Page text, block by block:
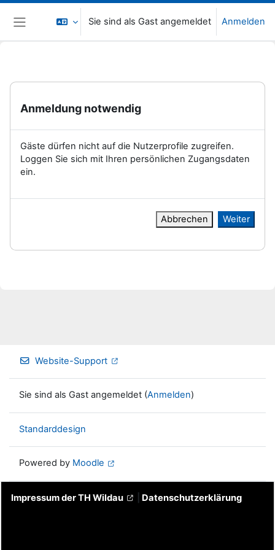
Zum Hauptinhalt
Website-Übersicht
Sie sind als Gast angemeldet Anmelden
Anmeldung notwendig
Gäste dürfen nicht auf die Nutzerprofile zugreifen.
Loggen Sie sich mit Ihren persönlichen Zugangsdaten
ein.
Abbrechen Weiter
Website-Support
Sie sind als Gast angemeldet (Anmelden)
Standarddesign
Powered by Moodle
Impressum der TH Wildau Datenschutzerklärung